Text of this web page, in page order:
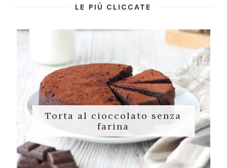
LE PIÙ CLICCATE
Torta al cioccolato senza
farina